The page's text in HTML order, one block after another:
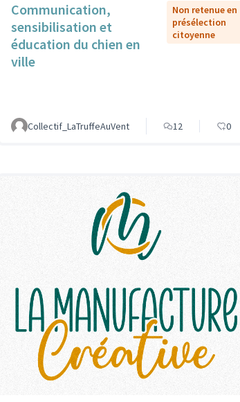
Communication,
sensibilisation et
éducation du chien en
ville
Non retenue en
présélection
citoyenne
Collectif_LaTruffeAuVent 12 0